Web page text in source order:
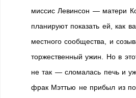
миссис Левинсон — матери
планируют показать ей, как
местного сообщества, и
торжественный ужин. Но в
не так — сломалась печь и
фрак Мэттью не прибыл из